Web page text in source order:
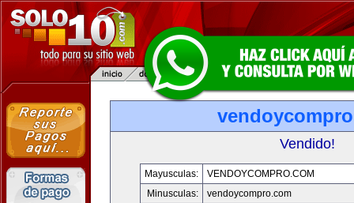
Vendido!
Mayusculas:
VENDOYCOMPRO.COM
Minusculas:
vendoycompro.com